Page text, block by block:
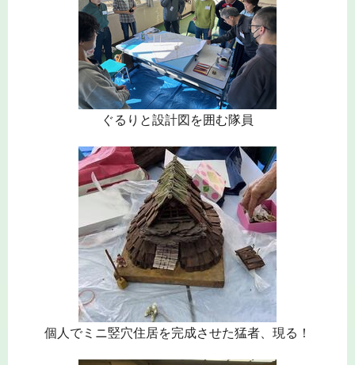
ぐるりと設計図を囲む隊員
個人でミニ竪穴住居を完成させた猛者、現る！